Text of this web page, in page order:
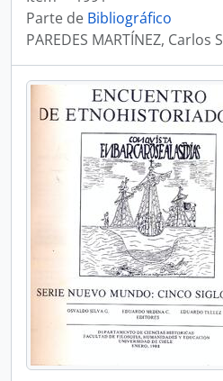
Parte de Bibliográfico
PAREDES MARTÍNEZ, Carlos S